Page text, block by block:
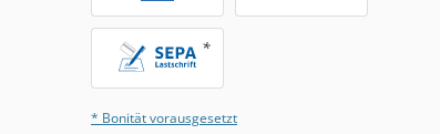
* Bonität vorausgesetzt